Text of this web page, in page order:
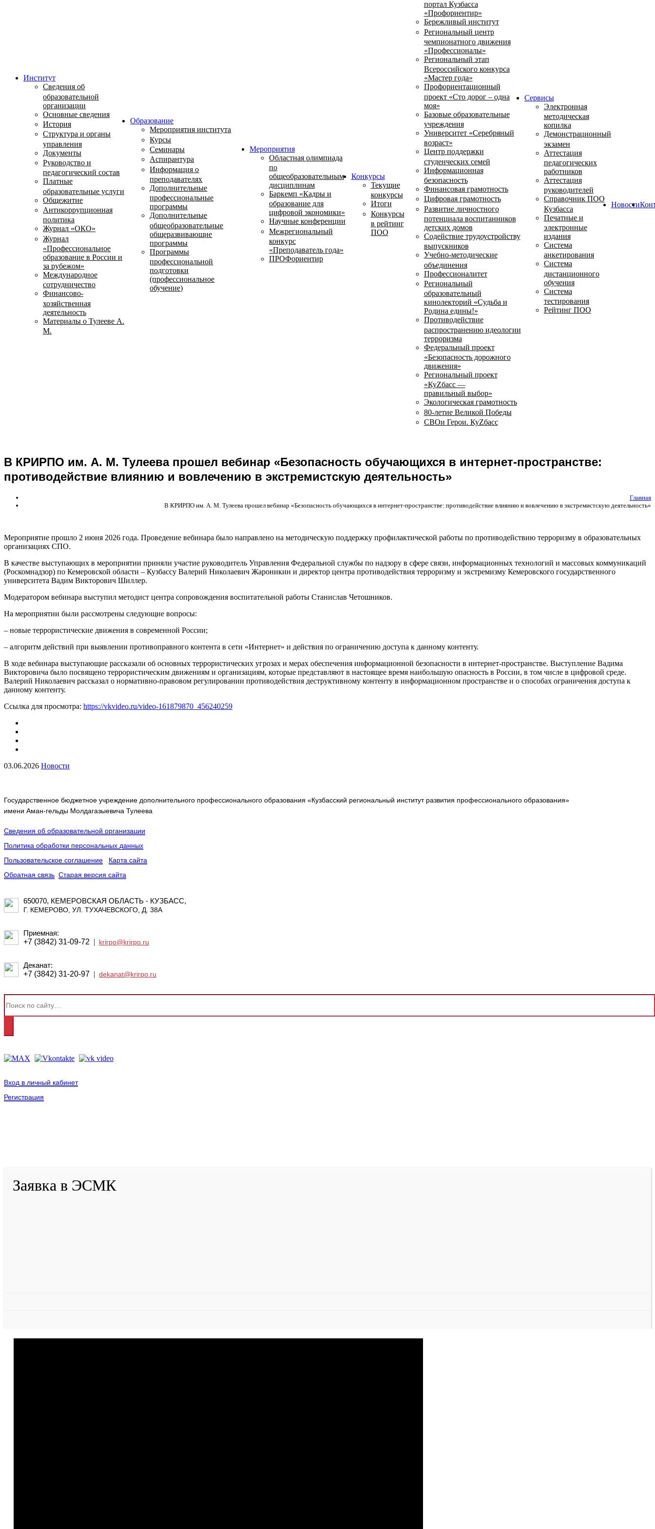
Институт
Сведения об
образовательной
организации
Основные сведения
История
Структура и органы
управления
Документы
Руководство и
педагогический состав
Платные
образовательные услуги
Общежитие
Антикоррупционная
политика
Журнал «ОКО»
Журнал
«Профессиональное
образование в России и
за рубежом»
Международное
сотрудничество
Финансово-
хозяйственная
деятельность
Материалы о Тулееве А.
М.
Образование
Мероприятия института
Курсы
Семинары
Аспирантура
Информация о
преподавателях
Дополнительные
профессиональные
программы
Дополнительные
общеобразовательные
общеразвивающие
программы
Программы
профессиональной
подготовки
(профессиональное
обучение)
Мероприятия
Областная олимпиада
по
общеобразовательным
дисциплинам
Баркемп «Кадры и
образование для
цифровой экономики»
Научные конференции
Межрегиональный
конкурс
«Преподаватель года»
ПРОФориентир
Конкурсы
Текущие
конкурсы
Итоги
Конкурсы
в рейтинг
ПОО
портал Кузбасса
«Профориентир»
Бережливый институт
Региональный центр
чемпионатного движения
«Профессионалы»
Региональный этап
Всероссийского конкурса
«Мастер года»
Профориентационный
проект «Сто дорог – одна
моя»
Базовые образовательные
учреждения
Университет «Серебряный
возраст»
Центр поддержки
студенческих семей
Информационная
безопасность
Финансовая грамотность
Цифровая грамотность
Развитие личностного
потенциала воспитанников
детских домов
Содействие трудоустройству
выпускников
Учебно-методические
объединения
Профессионалитет
Региональный
образовательный
кинолекторий «Судьба и
Родина едины!»
Противодействие
распространению идеологии
терроризма
Федеральный проект
«Безопасность дорожного
движения»
Региональный проект
«КуZбасс —
правильный выбор»
Экологическая грамотность
80-летие Великой Победы
СВОи Герои. КуZбасс
Сервисы
Электронная
методическая
копилка
Демонстрационный
экзамен
Аттестация
педагогических
работников
Аттестация
руководителей
Справочник ПОО
Кузбасса
Печатные и
электронные
издания
Система
анкетирования
Система
дистанционного
обучения
Система
тестирования
Рейтинг ПОО
Новости
В КРИРПО им. А. М. Тулеева прошел вебинар «Безопасность обучающихся в интернет-пространстве:
противодействие влиянию и вовлечению в экстремистскую деятельность»
Главная
В КРИРПО им. А. М. Тулеева прошел вебинар «Безопасность обучающихся в интернет-пространстве: противодействие влиянию и вовлечению в экстремистскую деятельность»
Мероприятие прошло 2 июня 2026 года. Проведение вебинара было направлено на методическую поддержку профилактической работы по противодействию терроризму в образовательных
организациях СПО.
В качестве выступающих в мероприятии приняли участие руководитель Управления Федеральной службы по надзору в сфере связи, информационных технологий и массовых коммуникаций
(Роскомнадзор) по Кемеровской области – Кузбассу Валерий Николаевич Жароникин и директор центра противодействия терроризму и экстремизму Кемеровского государственного
университета Вадим Викторович Шиллер.
Модератором вебинара выступил методист центра сопровождения воспитательной работы Станислав Четошников.
На мероприятии были рассмотрены следующие вопросы:
– новые террористические движения в современной России;
– алгоритм действий при выявлении противоправного контента в сети «Интернет» и действия по ограничению доступа к данному контенту.
В ходе вебинара выступающие рассказали об основных террористических угрозах и мерах обеспечения информационной безопасности в интернет-пространстве. Выступление Вадима
Викторовича было посвящено террористическим движениям и организациям, которые представляют в настоящее время наибольшую опасность в России, в том числе в цифровой среде.
Валерий Николаевич рассказал о нормативно-правовом регулировании противодействия деструктивному контенту в информационном пространстве и о способах ограничения доступа к
данному контенту.
Ссылка для просмотра: https://vkvideo.ru/video-161879870_456240259
03.06.2026 Новости
Государственное бюджетное учреждение дополнительного профессионального образования «Кузбасский региональный институт развития профессионального образования»
имени Аман-гельды Молдагазыевича Тулеева
Сведения об образовательной организации
Политика обработки персональных данных
Пользовательское соглашение
Карта сайта
Обратная связь Старая версия сайта
650070, КЕМЕРОВСКАЯ ОБЛАСТЬ - КУЗБАСС,
Г. КЕМЕРОВО, УЛ. ТУХАЧЕВСКОГО, Д. 38А
Приемная:
+7 (3842) 31-09-72 | krirpo@krirpo.ru
Деканат:
+7 (3842) 31-20-97 | dekanat@krirpo.ru
Вход в личный кабинет
Регистрация
Заявка в ЭСМК